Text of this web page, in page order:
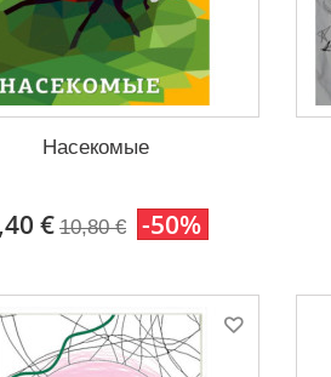
Насекомые
€ 10,80 € -50%